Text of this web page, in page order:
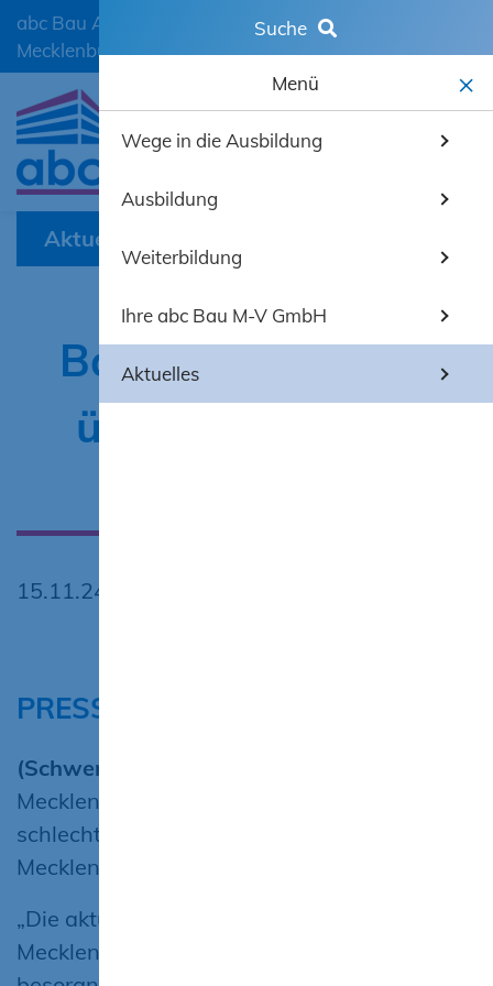
abc Bau Ausbildungscentrum der Bauwirtschaft
Mecklenburg-Vorpommern GmbH
mobiles
Aktuelles
Baubranche klagt
über mangelnde
15.11.24
PRESSEINFORMATION
(Schwerin, 15.11.2024)
Mecklenburg-Vorpommern wird spürbar
schlechter, stellt der Bauverband
Mecklenburg-Vorpommern e. V. fest.
„Die aktuelle Auftragslage im Baugewerbe
Mecklenburg-Vorpommern ist
Suche
Menü
Wege in die Ausbildung
Ausbildung
Weiterbildung
Ihre abc Bau M-V GmbH
Aktuelles